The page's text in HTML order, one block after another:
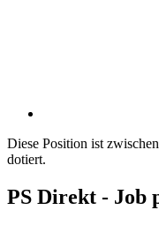
Diese Position ist
dotiert.
PS Direkt - Job